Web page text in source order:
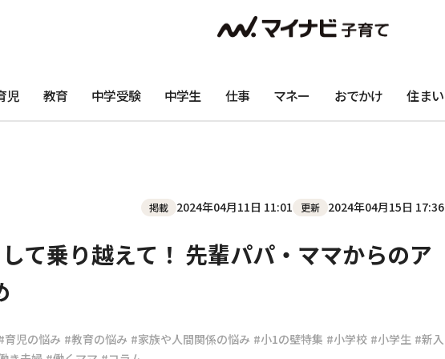
児 教育 中学受験 中学生 仕事 マネー おでかけ 住まい
掲載 2024年04月11日 11:01 更新 2024年04月15日 17:36
て乗り越えて！ 先輩パパ・ママからのア
育児の悩み #教育の悩み #家族や人間関係の悩み #小1の壁特集 #小学校 #小学生 #新入